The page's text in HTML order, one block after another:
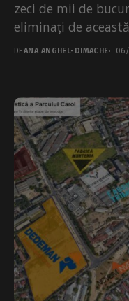
zeci de mii de
eliminați de
început de...
DEANA ANGHEL-DIMACHE